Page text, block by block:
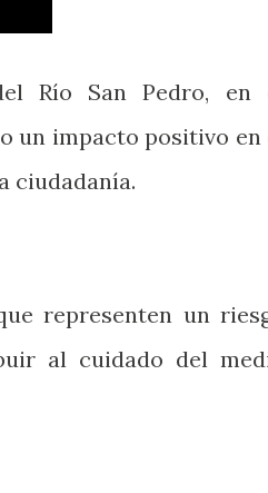
Río San Pedro, en
un impacto positivo en
ciudadanía.
representen un
al cuidado del